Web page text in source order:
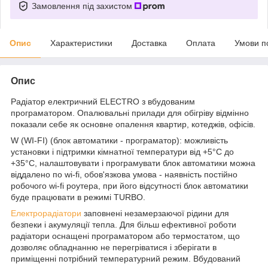
Замовлення під захистом
Опис Характеристики Доставка Оплата Умови
Опис
Радіатор електричний ELECTRO з вбудованим
програматором. Опалювальні прилади для обігріву відмінно
показали себе як основне опалення квартир, котеджів, офісів.
W (WI-FI) (блок автоматики - програматор): можливість
установки і підтримки кімнатної температури від +5°C до
+35°C, налаштовувати і програмувати блок автоматики можна
віддалено по wi-fi, обов'язкова умова - наявність постійно
робочого wi-fi роутера, при його відсутності блок автоматики
буде працювати в режимі TURBO.
Електрорадіатори заповнені незамерзаючої рідини для
безпеки і акумуляції тепла. Для більш ефективної роботи
радіатори оснащені програматором або термостатом, що
дозволяє обладнанню не перегріватися і зберігати в
приміщенні потрібний температурний режим. Вбудований